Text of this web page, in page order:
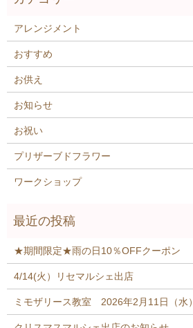
アレンジメント
おすすめ
お供え
お知らせ
お祝い
プリザーブドフラワー
ワークショップ
★期間限定★雨の日10％OFFクーポン
4/14(火）リセマルシェ出店
ミモザリース教室 2026年2月11日（水）